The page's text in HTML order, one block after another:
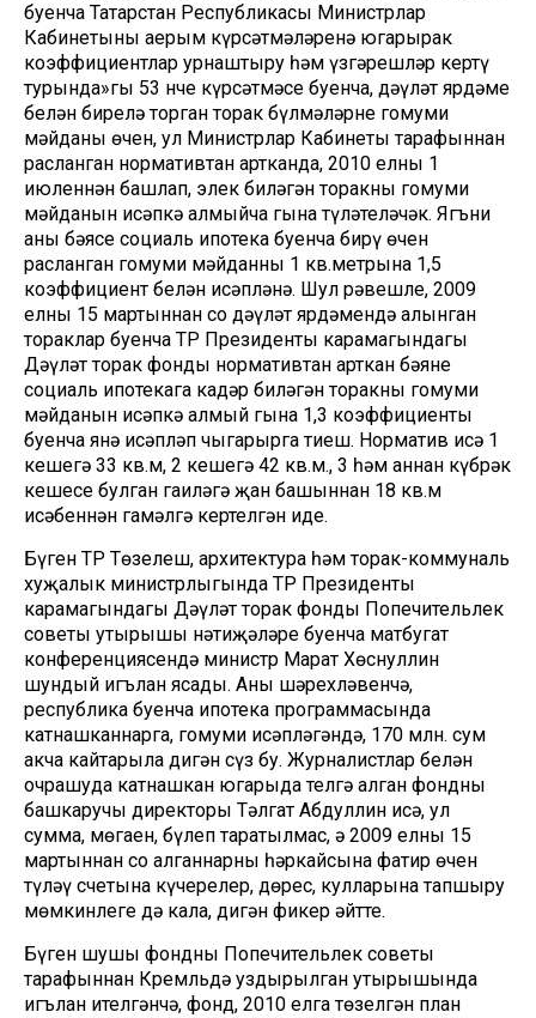
буенча Татарстан Республикасы Министрлар
Кабинетының аерым күрсәтмәләренә югарырак
коэффициентлар урнаштыру һәм үзгәрешләр кертү
турында»гы 53 нче күрсәтмәсе буенча, дәүләт ярдәме
белән бирелә торган торак бүлмәләрнең гомуми
мәйданы өчен, ул Министрлар Кабинеты тарафыннан
расланган нормативтан артканда, 2010 елның 1
июленнән башлап, элек биләгән торакның гомуми
мәйданын исәпкә алмыйча гына түләтеләчәк. Ягъни
аның бәясе социаль ипотека буенча бирү өчен
расланган гомуми мәйданның 1 кв.метрына 1,5
коэффициент белән исәпләнә. Шул рәвешле, 2009
елның 15 мартыннан соң дәүләт ярдәмендә алынган
тораклар буенча ТР Президенты карамагындагы
Дәүләт торак фонды нормативтан арткан бәяне
социаль ипотекага кадәр биләгән торакның гомуми
мәйданын исәпкә алмый гына 1,3 коэффициенты
буенча янә исәпләп чыгарырга тиеш. Норматив исә 1
кешегә 33 кв.м, 2 кешегә 42 кв.м., 3 һәм аннан күбрәк
кешесе булган гаиләгә җан башыннан 18 кв.м
исәбеннән гамәлгә кертелгән иде.
Бүген ТР Төзелеш, архитектура һәм торак-коммуналь
хуҗалык министрлыгында ТР Президенты
карамагындагы Дәүләт торак фонды Попечительлек
советы утырышы нәтиҗәләре буенча матбугат
конференциясендә министр Марат Хөснуллин
шундый игълан ясады. Аның шәрехләвенчә,
республика буенча ипотека программасында
катнашканнарга, гомуми исәпләгәндә, 170 млн. сум
акча кайтарыла дигән сүз бу. Журналистлар белән
очрашуда катнашкан югарыда телгә алган фондның
башкаручы директоры Тәлгат Абдуллин исә, ул
сумма, мөгаен, бүлеп таратылмас, ә 2009 елның 15
мартыннан соң алганнарның һәркайсына фатир өчен
түләү счетына күчерелер, дөрес, кулларына тапшыру
мөмкинлеге дә кала, дигән фикер әйтте.
Бүген шушы фондның Попечительлек советы
тарафыннан Кремльдә уздырылган утырышында
игълан ителгәнчә, фонд, 2010 елга төзелгән план